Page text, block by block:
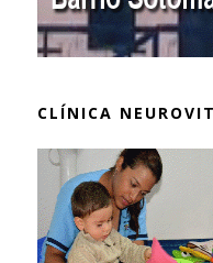
CLÍNICA